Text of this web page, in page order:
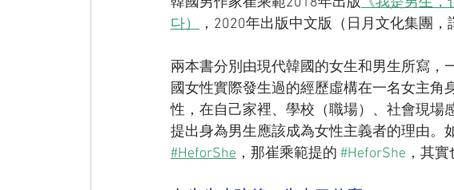
다）
，2020年出版中文版（日月文化集團，
兩本書分別由現代韓國的女生和男生所寫
國女性實際發生過的經歷虛構在一名女主角
性，在自己家裡、學校（職場）、社會現場
提出身為男生應該成為女性主義者的理由。
#HeforShe ，那崔乘範提的 #HeforShe ，其